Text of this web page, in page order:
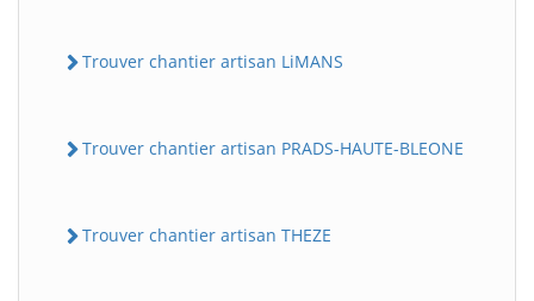
Trouver chantier artisan LiMANS
Trouver chantier artisan PRADS-HAUTE-BLEONE
Trouver chantier artisan THEZE